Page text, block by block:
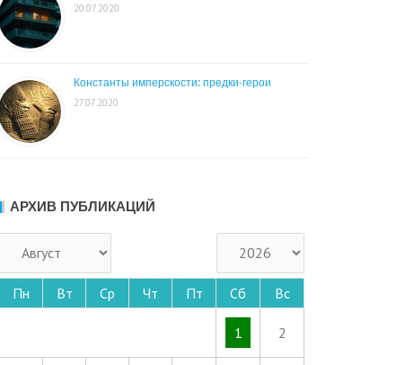
20.07.2020
Константы имперскости: предки-герои
27.07.2020
АРХИВ ПУБЛИКАЦИЙ
Пн Вт Ср Чт Пт Сб Вс
1 2